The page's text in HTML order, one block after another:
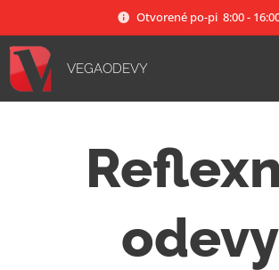
Otvorené po-pi 8:00 -
VEGAODEVY
odevy